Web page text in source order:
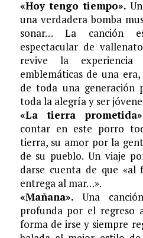
«Hoy tengo tiempo».
una verdadera bomba
sonar… La canción
espectacular de
revive la experiencia
emblemáticas de una
de toda una generación
toda la alegría y ser
«La tierra
contar en este porro
tierra, su amor por la
de su pueblo. Un viaje
darse cuenta de que «al
entrega al mar…».
«Mañana».Una
profunda por el regreso
forma de irse y siempre